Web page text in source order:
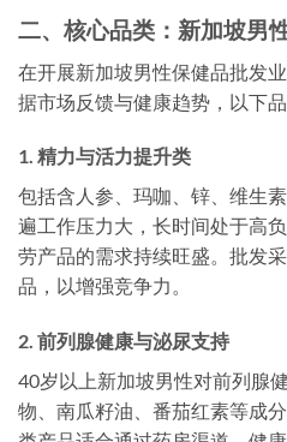
二、核心品类：新加坡男
在开展新加坡男性保健品批发
据市场反馈与健康趋势，以下
1. 精力与活力提升类
包括含人参、玛咖、锌、维生
遍工作压力大，长时间处于高
劳产品的需求持续旺盛。批发
品，以增强竞争力。
2. 前列腺健康与泌尿支持
40岁以上新加坡男性对前列腺
物、南瓜籽油、番茄红素等成